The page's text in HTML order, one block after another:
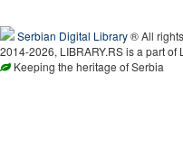
Serbian Digital Library® All
2014-2026, LIBRARY.RS is a part
Keeping the heritage of Serbia